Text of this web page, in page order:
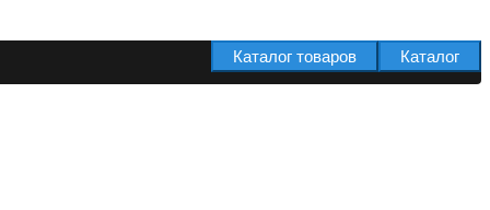
Каталог
Каталог товаров